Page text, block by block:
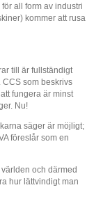
all form av industri
kommer att rusa
till är fullständigt
som beskrivs
fungera är minst
Nu!
säger är möjligt;
föreslår som en
och därmed
hur lättvindigt man